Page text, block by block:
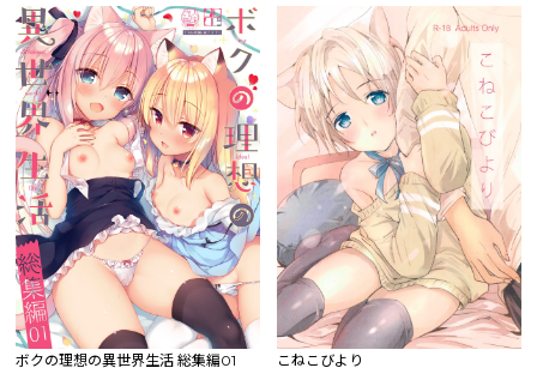
ボクの理想の異世界生活 総集編01 こねこびより